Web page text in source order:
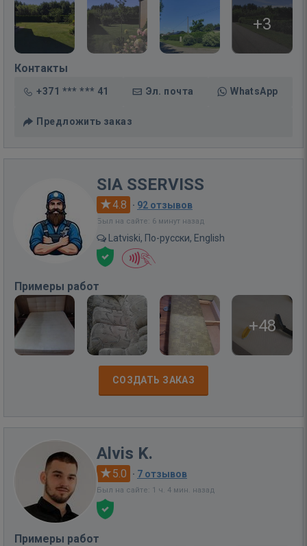
+3
Контакты
+371 *** *** 41 Эл. почта WhatsApp
Предложить заказ
SIA SSERVISS
4.8 · 92 отзывов
Был на сайте: 6 минут назад
Latviski, По-русски, English
Примеры работ
+48
СОЗДАТЬ ЗАКАЗ
Alvis K.
5.0 · 7 отзывов
Был на сайте: 1 ч. 4 мин. назад
Примеры работ